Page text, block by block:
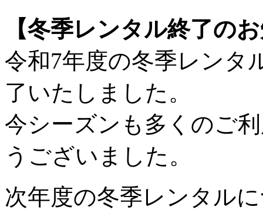
【冬季レンタル終了の
令和7年度の冬季レンタ
了いたしました。
今シーズンも多くのご
うございました。
次年度の冬季レンタル